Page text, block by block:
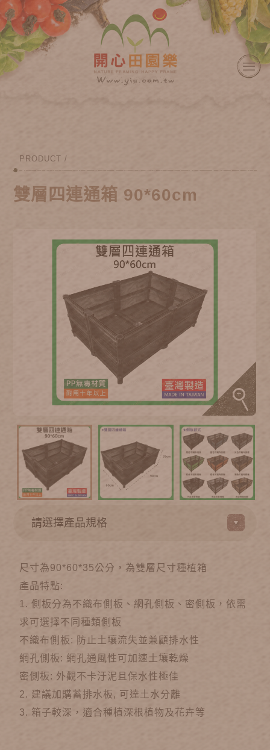
PRODUCT /
雙層四連通箱 90*60cm
尺寸為90*60*35公分，為雙層尺寸種植箱
產品特點:
1. 側板分為不織布側板、網孔側板、密側板，依需
求可選擇不同種類側板
不織布側板: 防止土壤流失並兼顧排水性
網孔側板: 網孔通風性可加速土壤乾燥
密側板: 外觀不卡汙泥且保水性極佳
2. 建議加購蓄排水板, 可達土水分離
3. 箱子較深，適合種植深根植物及花卉等